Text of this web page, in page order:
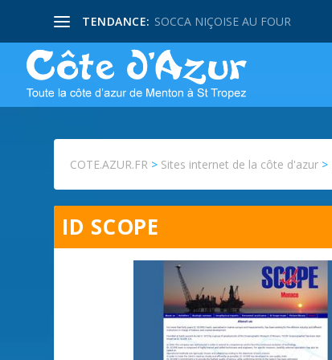
TENDANCE: SOCCA NIÇOISE AU FOUR
COTE.AZUR.FR > Sites internet de la côte d'azur >
ID SCOPE